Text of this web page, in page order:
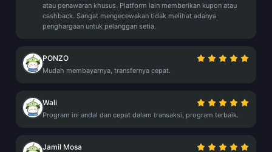
atau penawaran khusus. Platform lain memberikan kupon atau
cashback. Sangat mengecewakan tidak melihat adanya
penghargaan untuk pelanggan setia.
PONZO
Mudah membayarnya, transfernya cepat.
Wali
Program ini andal dan cepat dalam transaksi, program terbaik.
Jamil Mosa